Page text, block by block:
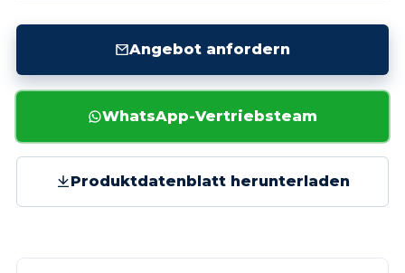
Angebot anfordern
WhatsApp-Vertriebsteam
Produktdatenblatt herunterladen